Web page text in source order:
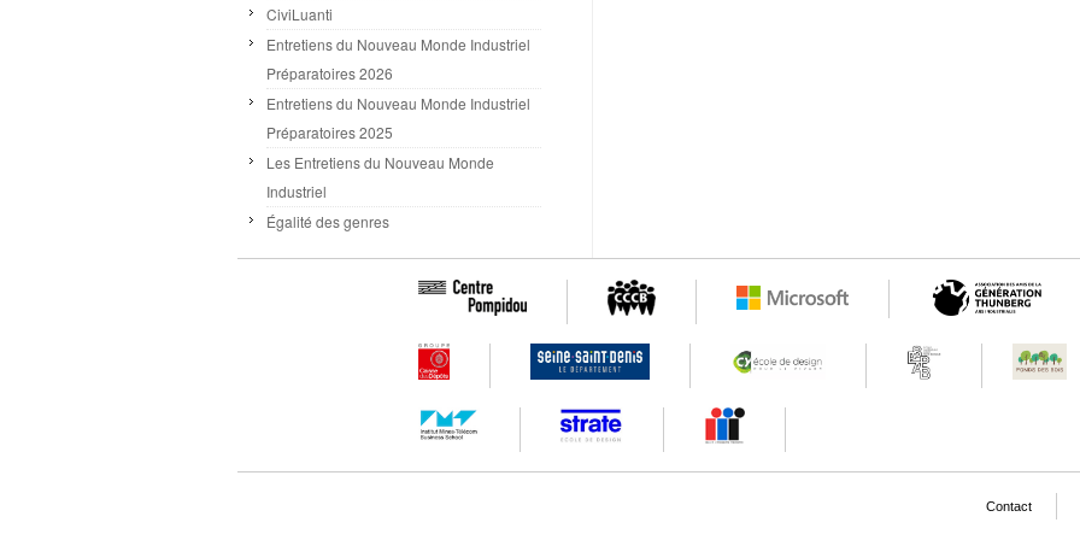
CiviLuanti
Entretiens du Nouveau Monde Industriel
Préparatoires 2026
Entretiens du Nouveau Monde Industriel
Préparatoires 2025
Les Entretiens du Nouveau Monde
Industriel
Égalité des genres
Contact